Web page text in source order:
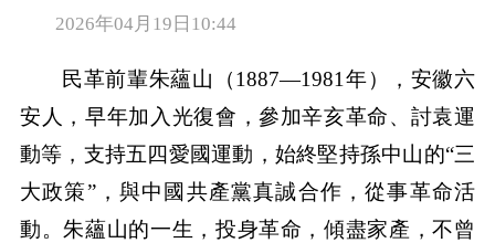
2026年04月19日10:44
民革前輩朱蘊山（1887—1981年），安徽六
安人，早年加入光復會，參加辛亥革命、討袁運
動等，支持五四愛國運動，始終堅持孫中山的“三
大政策”，與中國共產黨真誠合作，從事革命活
動。朱蘊山的一生，投身革命，傾盡家產，不曾